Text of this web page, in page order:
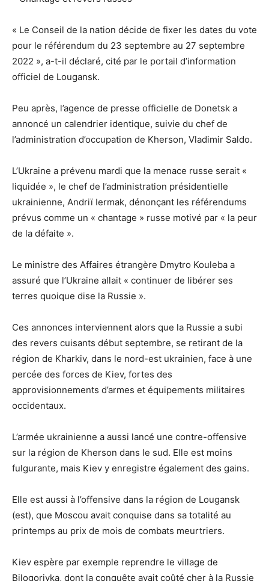
« Le Conseil de la nation décide de fixer les dates du vote
pour le référendum du 23 septembre au 27 septembre
2022 », a-t-il déclaré, cité par le portail d’information
officiel de Lougansk.
Peu après, l’agence de presse officielle de Donetsk a
annoncé un calendrier identique, suivie du chef de
l’administration d’occupation de Kherson, Vladimir Saldo.
L’Ukraine a prévenu mardi que la menace russe serait «
liquidée », le chef de l’administration présidentielle
ukrainienne, Andriï Iermak, dénonçant les référendums
prévus comme un « chantage » russe motivé par « la peur
de la défaite ».
Le ministre des Affaires étrangère Dmytro Kouleba a
assuré que l’Ukraine allait « continuer de libérer ses
terres quoique dise la Russie ».
Ces annonces interviennent alors que la Russie a subi
des revers cuisants début septembre, se retirant de la
région de Kharkiv, dans le nord-est ukrainien, face à une
percée des forces de Kiev, fortes des
approvisionnements d’armes et équipements militaires
occidentaux.
L’armée ukrainienne a aussi lancé une contre-offensive
sur la région de Kherson dans le sud. Elle est moins
fulgurante, mais Kiev y enregistre également des gains.
Elle est aussi à l’offensive dans la région de Lougansk
(est), que Moscou avait conquise dans sa totalité au
printemps au prix de mois de combats meurtriers.
Kiev espère par exemple reprendre le village de
Bilogorivka, dont la conquête avait coûté cher à la Russie